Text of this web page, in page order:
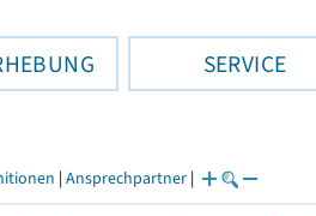
SERVICE
| Ansprechpartner |